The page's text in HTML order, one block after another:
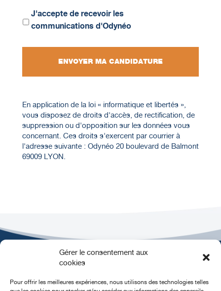
Gérer le consentement aux
cookies
Pour offrir les meilleures expériences, nous utilisons des technologies telles
Communications
J'accepte de recevoir les
communications d'Odynéo
En application de la loi « informatique et libertés »,
vous disposez de droits d'accès, de rectification, de
suppression ou d'opposition sur les données vous
concernant. Ces droits s'exercent par courrier à
l'adresse suivante : Odynéo 20 boulevard de Balmont
69009 LYON.